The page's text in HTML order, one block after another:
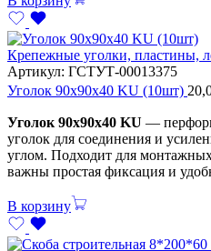
Крепежные уголки, пластины,
Артикул: ГСТУТ-00013375
Уголок 90х90х40 KU (10шт)
Уголок 90х90х40 KU —
уголок для соединения и
углом. Подходит для
важны простая фиксация и
В корзину